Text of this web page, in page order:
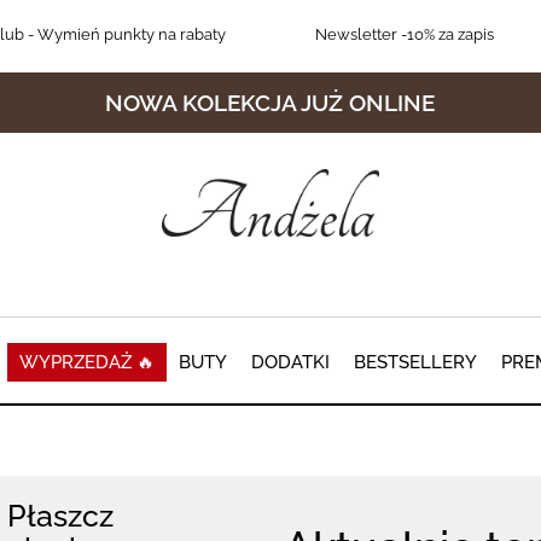
- Wymień punkty na rabaty Newsletter-10% za zapis
NOWA KOLEKCJA JUŻ ONLINE
WYPRZEDAŻ 🔥 BUTY DODATKI BESTSELLERY
Płaszcz